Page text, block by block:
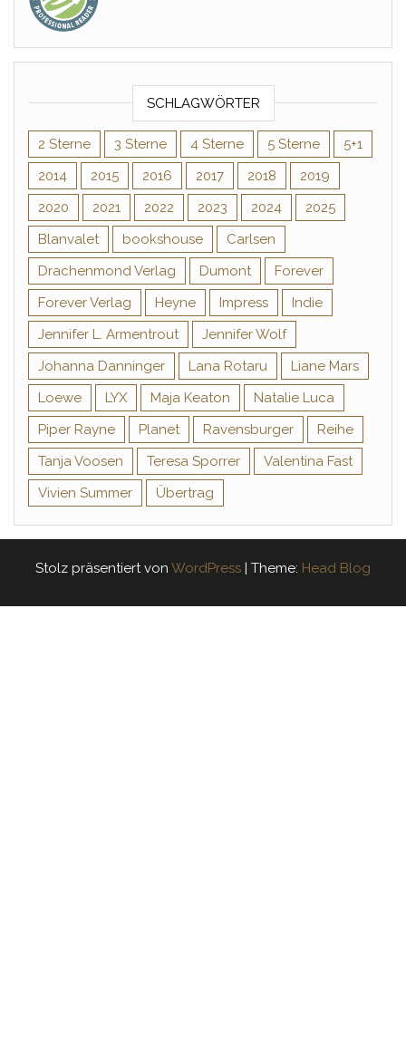
SCHLAGWÖRTER
2 Sterne 3 Sterne 4 Sterne 5 Sterne
5+1
2014
2015 2016 2017 2018
2019
2020
2021 2022 2023 2024
2025
Blanvalet
bookshouse
Carlsen
Drachenmond Verlag
Dumont
Forever
Forever Verlag
Heyne Impress
Indie
Jennifer L. Armentrout
Jennifer Wolf
Johanna Danninger
Lana Rotaru
Liane Mars
Loewe
LYX Maja Keaton
Natalie Luca
Piper Rayne
Planet Ravensburger
Reihe
Tanja Voosen
Teresa Sporrer
Valentina Fast
Vivien Summer
Übertrag
Stolz präsentiert von WordPress | Theme: Head Blog